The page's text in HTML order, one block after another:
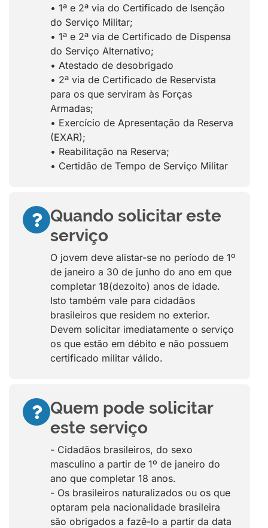
• 1ª e 2ª via do Certificado de Isenção
do Serviço Militar;
• 1ª e 2ª via de Certificado de Dispensa
do Serviço Alternativo;
• Atestado de desobrigado
• 2ª via de Certificado de Reservista
para os que serviram às Forças
Armadas;
• Exercício de Apresentação da Reserva
(EXAR);
• Reabilitação na Reserva;
• Certidão de Tempo de Serviço Militar
Quando solicitar este
serviço
O jovem deve alistar-se no período de 1º
de janeiro a 30 de junho do ano em que
completar 18(dezoito) anos de idade.
Isto também vale para cidadãos
brasileiros que residem no exterior.
Devem solicitar imediatamente o serviço
os que estão em débito e não possuem
certificado militar válido.
Quem pode solicitar
este serviço
- Cidadãos brasileiros, do sexo
masculino a partir de 1º de janeiro do
ano que completar 18 anos.
- Os brasileiros naturalizados ou os que
optaram pela nacionalidade brasileira
são obrigados a fazê-lo a partir da data